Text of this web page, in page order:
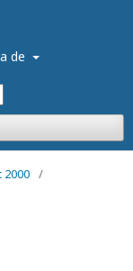
de
2000 /